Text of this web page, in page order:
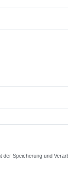
Speicherung und